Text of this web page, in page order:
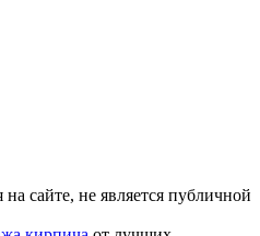
сайте, не является публичной